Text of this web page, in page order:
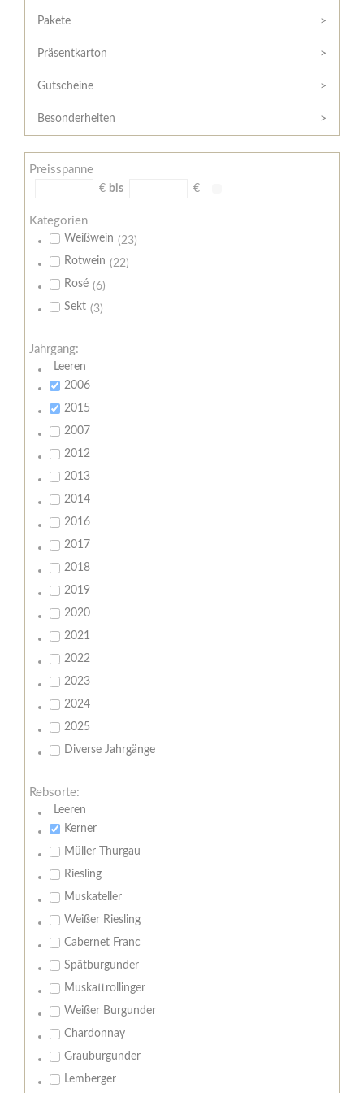
/
Widerrufsformular
AGB
Zahlungsbedingungen
Meine
Pakete
Präsentkarton
Gutscheine
Besonderheiten
Preisspanne
€ bis €
Kategorien
Weißwein (23)
Rotwein (22)
Rosé (6)
Sekt (3)
Jahrgang:
Leeren
2006
2015
2007
2012
2013
2014
2016
2017
2018
2019
2020
2021
2022
2023
2024
2025
Diverse Jahrgänge
Rebsorte:
Leeren
Kerner
Müller Thurgau
Riesling
Muskateller
Weißer Riesling
Cabernet Franc
Spätburgunder
Muskattrollinger
Weißer Burgunder
Chardonnay
Grauburgunder
Lemberger